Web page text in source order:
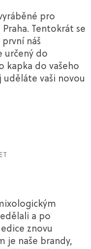
pro
Tentokrát se
náš
určený do
kapka do vašeho
vaši novou
a po
znovu
je naše brandy,